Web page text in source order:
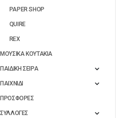
PAPER SHOP
QUIRE
REX
ΜΟΥΣΙΚΑ ΚΟΥΤΑΚΙΑ
ΠΑΙΔΙΚΗ ΣΕΙΡΑ
ΠΑΙΧΝΙΔΙ
ΠΡΟΣΦΟΡΕΣ
ΣΥΛΛΟΓΕΣ